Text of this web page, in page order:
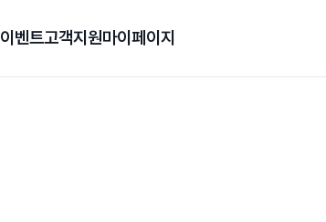
이벤트고객지원마이페이지